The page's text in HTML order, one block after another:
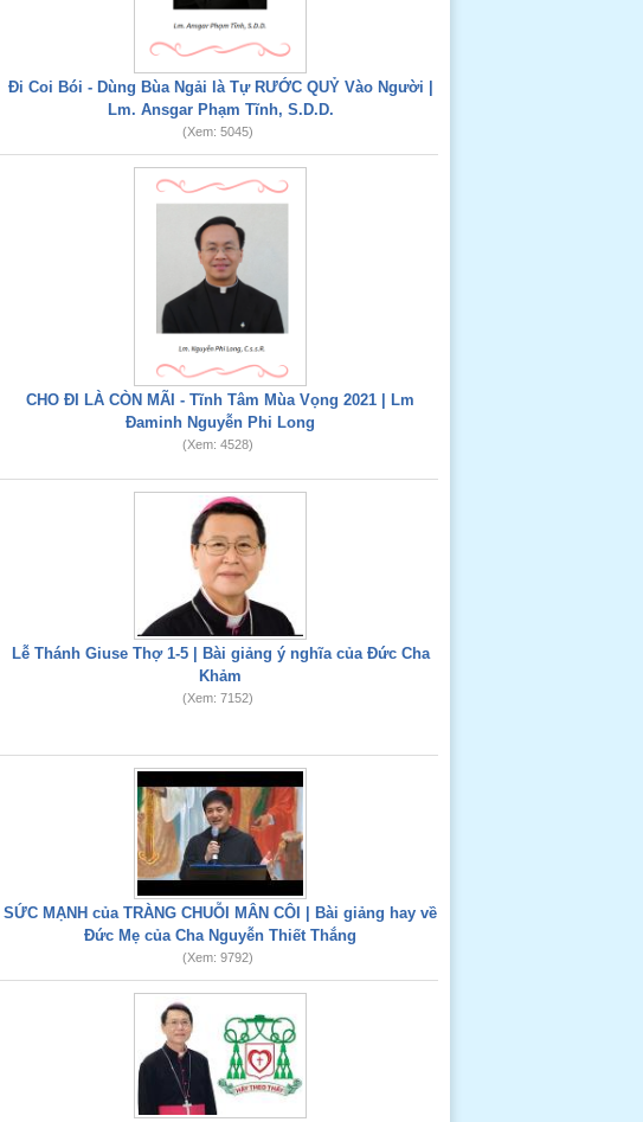
Đi Coi Bói - Dùng Bùa Ngải là Tự RƯỚC QUỶ Vào Người |
Lm. Ansgar Phạm Tĩnh, S.D.D.
(Xem: 5045)
CHO ĐI LÀ CÒN MÃI - Tĩnh Tâm Mùa Vọng 2021 | Lm
Đaminh Nguyễn Phi Long
(Xem: 4528)
Lễ Thánh Giuse Thợ 1-5 | Bài giảng ý nghĩa của Đức Cha
Khảm
(Xem: 7152)
SỨC MẠNH của TRÀNG CHUỖI MÂN CÔI | Bài giảng hay về
Đức Mẹ của Cha Nguyễn Thiết Thắng
(Xem: 9792)